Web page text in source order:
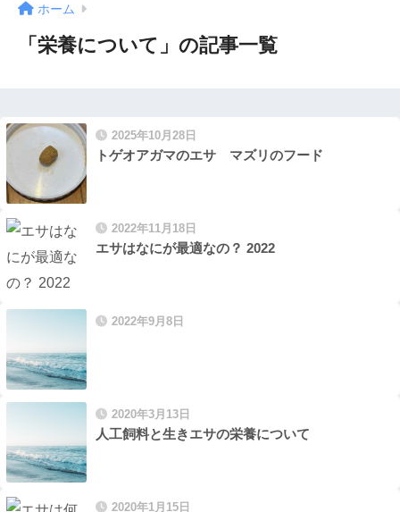
ホーム
「栄養について」の記事一覧
2025年10月28日
トゲオアガマのエサ マズリのフード
2022年11月18日
エサはなにが最適なの？ 2022
2022年9月8日
2020年3月13日
人工飼料と生きエサの栄養について
2020年1月15日